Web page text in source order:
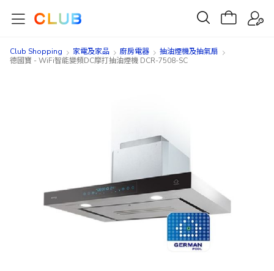
Club Shopping 家電及家品 廚房電器
抽油煙機及抽氣扇
德國寶 - WiFi智能變頻DC摩打抽油煙機 DCR-7508-SC